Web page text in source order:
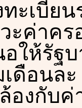
ทะเบีย
ะค่าค
ให้รัฐ
เดือนล
องกับค่